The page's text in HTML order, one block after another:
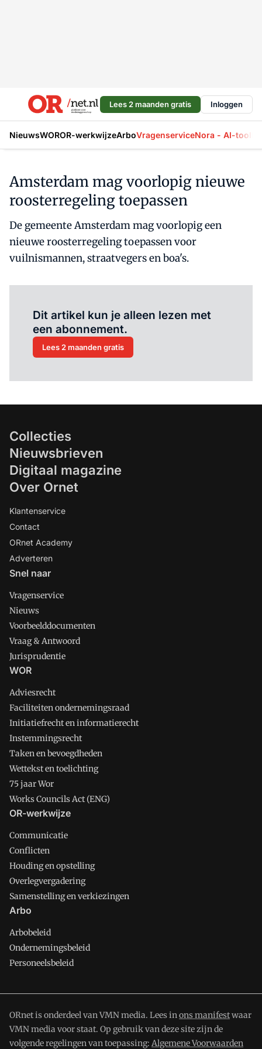
Lees 2 maanden gratis Inloggen
NieuwsWOROR-werkwijzeArboVragenserviceNora - AI-tool
Amsterdam mag voorlopig nieuwe
roosterregeling toepassen
De gemeente Amsterdam mag voorlopig een
nieuwe roosterregeling toepassen voor
vuilnismannen, straatvegers en boa's.
Dit artikel kun je alleen lezen met
een abonnement.
Lees 2 maanden gratis
Collecties
Nieuwsbrieven
Digitaal magazine
Over Ornet
Klantenservice
Contact
ORnet Academy
Adverteren
Snel naar
Vragenservice
Nieuws
Voorbeelddocumenten
Vraag & Antwoord
Jurisprudentie
WOR
Adviesrecht
Faciliteiten ondernemingsraad
Initiatiefrecht en informatierecht
Instemmingsrecht
Taken en bevoegdheden
Wettekst en toelichting
75 jaar Wor
Works Councils Act (ENG)
OR-werkwijze
Communicatie
Conflicten
Houding en opstelling
Overlegvergadering
Samenstelling en verkiezingen
Arbo
Arbobeleid
Ondernemingsbeleid
Personeelsbeleid
ORnet is onderdeel van VMN media. Lees inons manifestwaar
VMN media voor staat. Op gebruik van deze site zijn de
volgende regelingen van toepassing: Algemene Voorwaarden